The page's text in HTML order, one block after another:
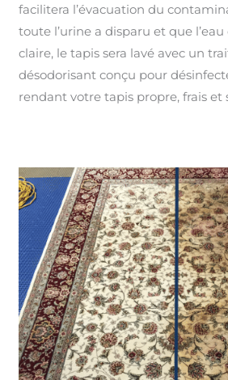
facilitera l’évacuation du
toute l’urine a disparu et que
claire, le tapis sera lavé avec un
désodorisant conçu pour
rendant votre tapis propre, frais et